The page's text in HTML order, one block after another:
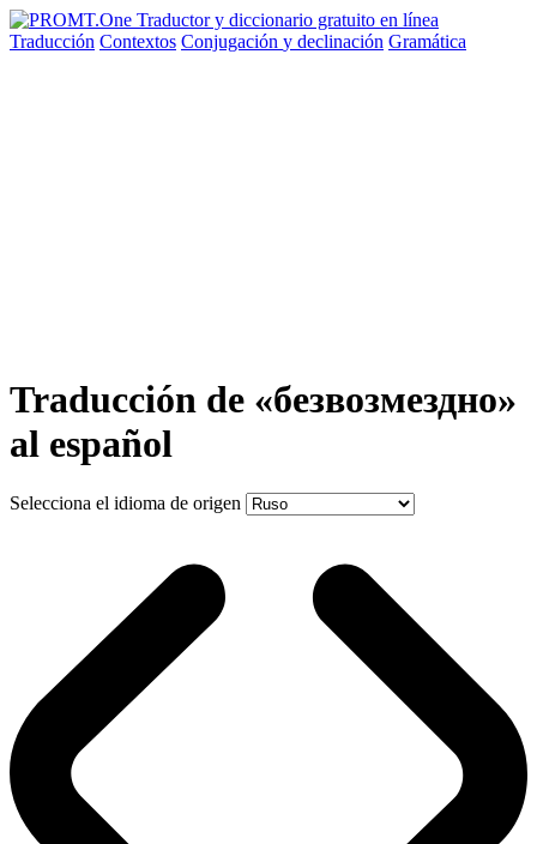
Traducción Contextos Conjugación y declinación Gramática
Traducción de «безвозмездно»
al español
Selecciona el idioma de origen